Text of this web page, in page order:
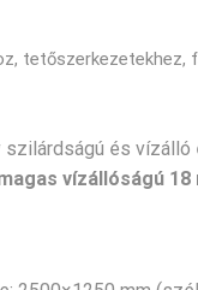
tetőszerkezetekhez,
szilárdságú és
vízállóságú 18